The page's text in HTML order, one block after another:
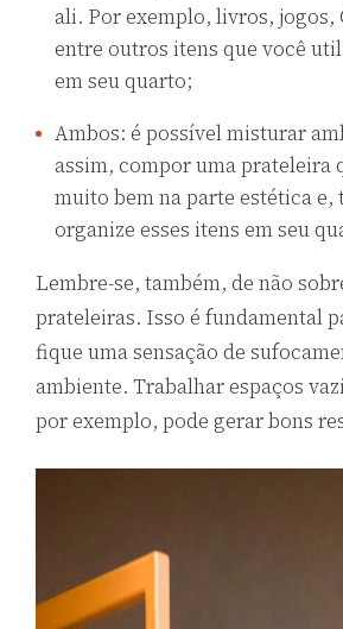
ali. Por exemplo, livros, jogos,
entre outros itens que você
em seu quarto;
Ambos: é possível misturar
assim, compor uma prateleira
muito bem na parte estética e,
organize esses itens em seu
Lembre-se, também, de não
prateleiras. Isso é fundamental
fique uma sensação de
ambiente. Trabalhar espaços
por exemplo, pode gerar bons